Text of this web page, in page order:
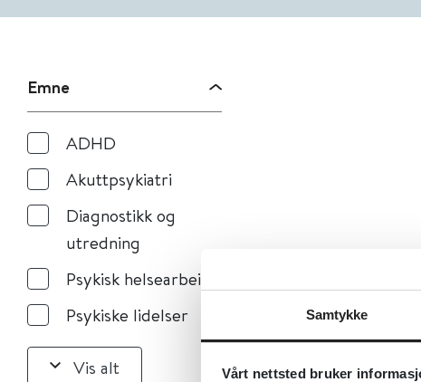
Samtykke
Vårt nettsted bruker
Emne
ADHD
Akuttpsykiatri
Diagnostikk og
utredning
Psykisk helsearbeid
Psykiske lidelser
Vis alt